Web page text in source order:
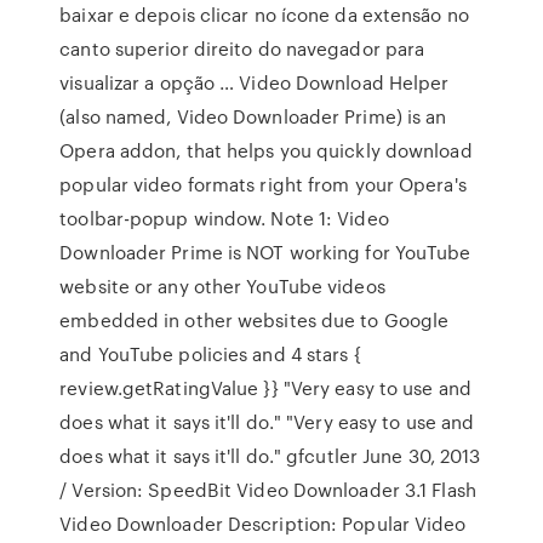
baixar e depois clicar no ícone da extensão no
canto superior direito do navegador para
visualizar a opção … Video Download Helper
(also named, Video Downloader Prime) is an
Opera addon, that helps you quickly download
popular video formats right from your Opera's
toolbar-popup window. Note 1: Video
Downloader Prime is NOT working for YouTube
website or any other YouTube videos
embedded in other websites due to Google
and YouTube policies and 4 stars {
review.getRatingValue }} "Very easy to use and
does what it says it'll do." "Very easy to use and
does what it says it'll do." gfcutler June 30, 2013
/ Version: SpeedBit Video Downloader 3.1 Flash
Video Downloader Description: Popular Video